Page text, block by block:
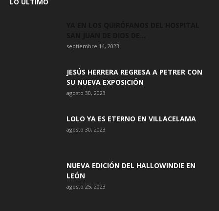
septiembre 14, 2023
JESÚS HERRERA REGRESA A PETRER CON
SU NUEVA EXPOSICIÓN
agosto 30, 2023
LOLO YA ES ETERNO EN VILLACELAMA
agosto 30, 2023
NUEVA EDICIÓN DEL HALLOWINDIE EN
LEÓN
agosto 25, 2023